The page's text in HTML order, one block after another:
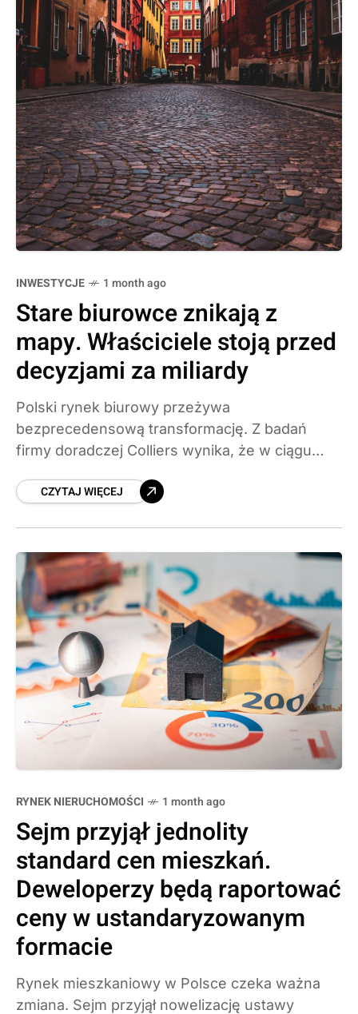
INWESTYCJE 1 month ago
Stare biurowce znikają z
mapy. Właściciele stoją przed
decyzjami za miliardy
Polski rynek biurowy przeżywa
bezprecedensową transformację. Z badań
firmy doradczej Colliers wynika, że w ciągu
istniejącymi budynkami — a nie nowa podaż —
CZYTAJ WIĘCEJ
RYNEK NIERUCHOMOŚCI 1 month ago
Sejm przyjął jednolity
standard cen mieszkań.
Deweloperzy będą raportować
ceny w ustandaryzowanym
formacie
Rynek mieszkaniowy w Polsce czeka ważna
zmiana. Sejm przyjął nowelizację ustawy